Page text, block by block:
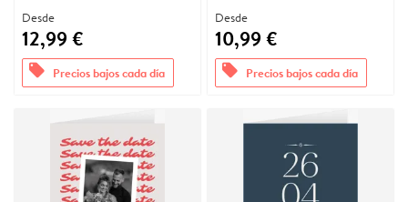
Desde
12,99 €
offers Precios bajos cada día
Desde
10,99 €
offers Precios bajos cada día